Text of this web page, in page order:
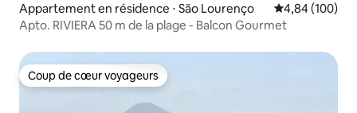
Appartement en résidence ⋅ São Lourenço Évaluation
4,84 (100)
Apto. RIVIERA 50 m de la plage - Balcon Gourmet
Coup de cœur voyageurs
Coup de cœur voyageurs